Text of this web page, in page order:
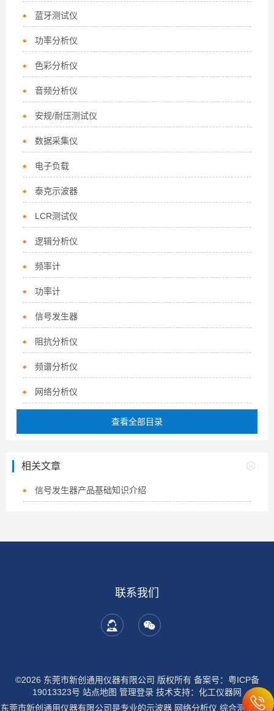
蓝牙测试仪
功率分析仪
色彩分析仪
音频分析仪
安规/耐压测试仪
数据采集仪
电子负载
泰克示波器
LCR测试仪
逻辑分析仪
频率计
功率计
信号发生器
阻抗分析仪
频谱分析仪
网络分析仪
查看全部目录
相关文章
信号发生器产品基础知识介绍
联系我们
©2026 东莞市新创通用仪器有限公司 版权所有 备案号：粤ICP备
19013323号 站点地图 管理登录 技术支持： 化工仪器网
东莞市新创通用仪器有限公司是专业的示波器 网络分析仪 综合测试仪 频